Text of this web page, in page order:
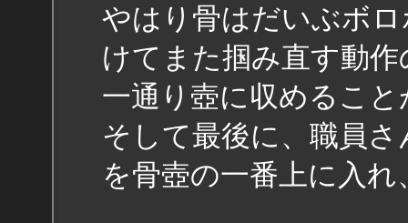
やはり骨はだいぶボ
けてまた掴み直す動
一通り壺に収めるこ
そして最後に、職員
を骨壺の一番上に入